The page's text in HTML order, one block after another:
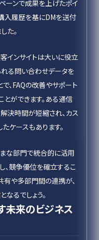
ーンで成果を上げたポイ
入履歴を基にDMを送付
た。
インサイトは大いに役立
れる問い合わせデータを
、FAQの改善やサポート
とができます。ある通信
決時間が短縮され、カス
ケースもあります。
まな部門で統合的に活用
、競争優位を確立するこ
有や多部門間の連携が、
るでしょう。
未来のビジネス